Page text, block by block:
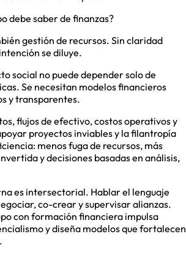
debe saber de finanzas?
gestión de recursos. Sin claridad
se diluye.
social no puede depender solo de
Se necesitan modelos financieros
y transparentes.
flujos de efectivo, costos operativos y
proyectos inviables y la filantropía
menos fuga de recursos, más
y decisiones basadas en análisis,
es intersectorial. Hablar el lenguaje
co-crear y supervisar alianzas.
con formación financiera impulsa
y diseña modelos que fortalecen